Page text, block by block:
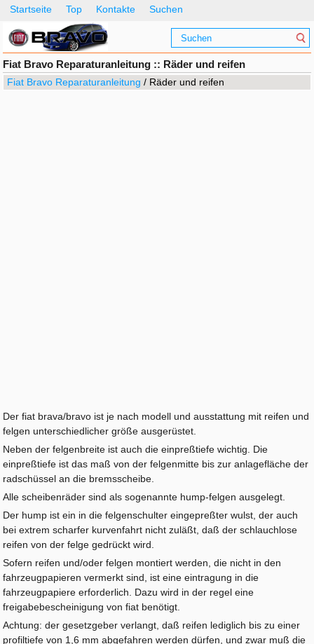
Startseite Top Kontakte Suchen
Fiat Bravo Reparaturanleitung :: Räder und reifen
Fiat Bravo Reparaturanleitung / Räder und reifen
Der fiat brava/bravo ist je nach modell und ausstattung mit reifen und
felgen unterschiedlicher größe ausgerüstet.
Neben der felgenbreite ist auch die einpreßtiefe wichtig. Die
einpreßtiefe ist das maß von der felgenmitte bis zur anlagefläche der
radschüssel an die bremsscheibe.
Alle scheibenräder sind als sogenannte hump-felgen ausgelegt.
Der hump ist ein in die felgenschulter eingepreßter wulst, der auch
bei extrem scharfer kurvenfahrt nicht zuläßt, daß der schlauchlose
reifen von der felge gedrückt wird.
Sofern reifen und/oder felgen montiert werden, die nicht in den
fahrzeugpapieren vermerkt sind, ist eine eintragung in die
fahrzeugpapiere erforderlich. Dazu wird in der regel eine
freigabebescheinigung von fiat benötigt.
Achtung: der gesetzgeber verlangt, daß reifen lediglich bis zu einer
profiltiefe von 1,6 mm abgefahren werden dürfen, und zwar muß die